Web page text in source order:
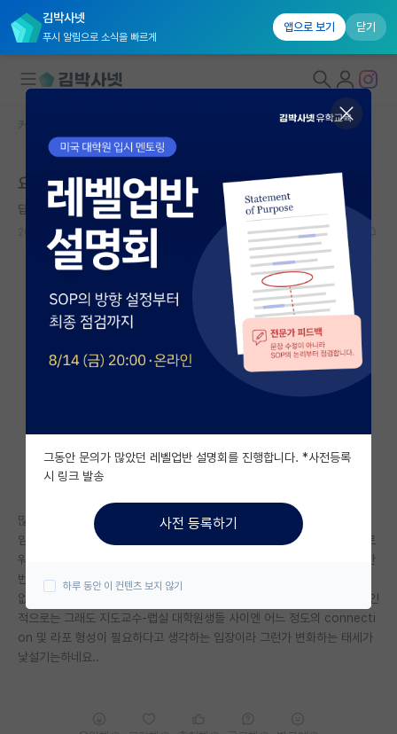
김박사넷
푸시 알림으로 소식을 빠르게
앱으로 보기 닫기
대학원생 모집
국내대학원 정보
연구실&오픈랩
커뮤니티
커뮤니티 홈
전체글보기
베스트 게시판
자유 게시판(아무개랩)
미국 유학 게시판
미국 대학원 합격 후기 게시판
대학원생 모집 게시판
연구실(PI) 홍보 게시판
석박사 채용 정보 게시판
커뮤니티 홈
요즘 신임 연구실들이 가지는 특이점들
답답한 막스 플랑크
2026.06.08 6 11966
많이 느껴지시나요? 뭐 제 지극히 개인적 생각일 수는 있겠지만, 요새의 신
임연구실들은 점점 대학원이 회사처럼 되어가는거 같아서요. 디렉터와 팔로
워의 느낌이라 해야할까요? 개인적인 교류가 일절 없고 랩미팅 일주일에 한
번 때만 서로 보고만 하고 끝나는 형식이 많은거 같아요. 나쁘다고 할 수는
없고 과거의 악습을 끊을 수 있는 좋은 흐름이라고 보여질 수도 있지만, 개인
적으로는 그래도 지도교수-랩실 대학원생들 사이엔 어느 정도의 connecti
on 및 라포 형성이 필요하다고 생각하는 입장이라 그런가 변화하는 태세가
낯설기는하네요..
그동안 문의가 많았던 레벨업반 설명회를 진행합니다. *사전등록
시 링크 발송
사전 등록하기
하루 동안 이 컨텐츠 보지 않기